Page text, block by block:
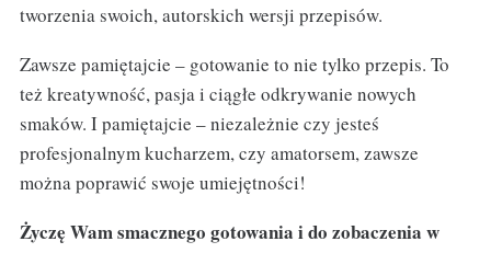
tworzenia swoich, autorskich wersji przepisów.
Zawsze pamiętajcie – gotowanie to nie tylko przepis. To
też kreatywność, pasja i ciągłe odkrywanie nowych
smaków. I pamiętajcie – niezależnie czy jesteś
profesjonalnym kucharzem, czy amatorsem, zawsze
można poprawić swoje umiejętności!
Życzę Wam smacznego gotowania i do zobaczenia w